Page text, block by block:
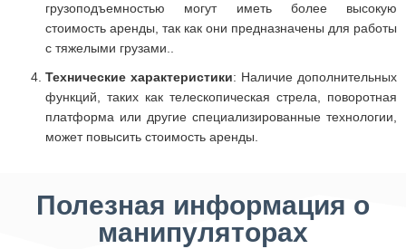
грузоподъемностью могут иметь более высокую
стоимость аренды, так как они предназначены для работы
с тяжелыми грузами..
Технические характеристики: Наличие дополнительных
функций, таких как телескопическая стрела, поворотная
платформа или другие специализированные технологии,
может повысить стоимость аренды.
Полезная информация о
манипуляторах